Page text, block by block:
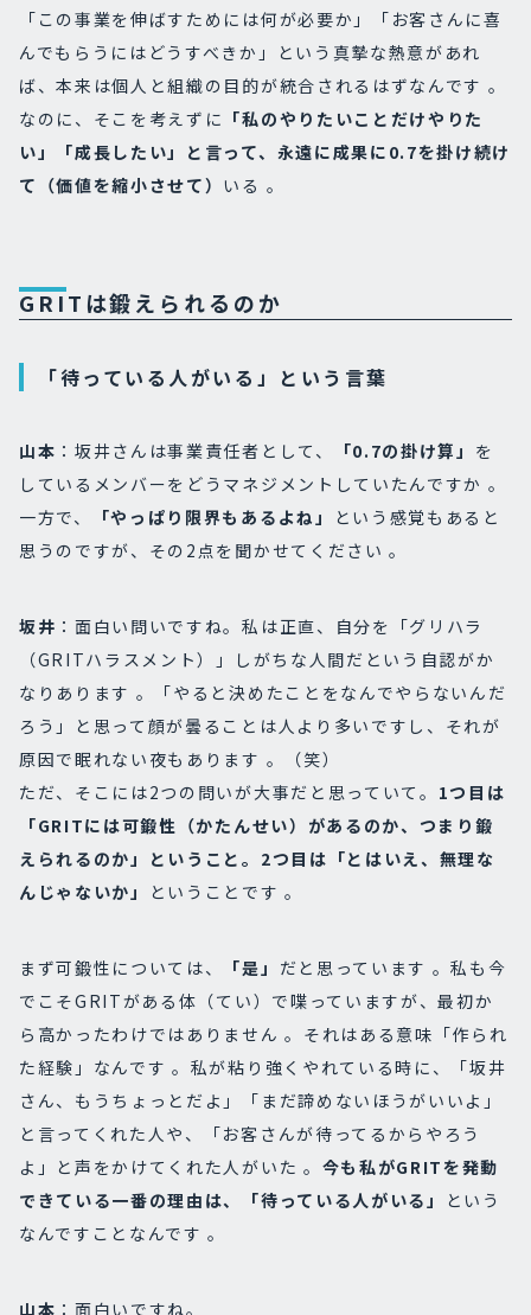
「この事業を伸ばすためには何が必要か」「お客さんに喜
んでもらうにはどうすべきか」という真摯な熱意があれ
ば、本来は個人と組織の目的が統合されるはずなんです 。
なのに、そこを考えずに 「私のやりたいことだけやりた
い」「成長したい」と言って、永遠に成果に0.7を掛け続け
て（価値を縮小させて） いる 。
GRITは鍛えられるのか
「待っている人がいる」という言葉
山本 ：坂井さんは事業責任者として、 「0.7の掛け算」 を
しているメンバーをどうマネジメントしていたんですか 。
一方で、
「やっぱり限界もあるよね」
という感覚もあると
思うのですが、その2点を聞かせてください 。
坂井 ：面白い問いですね。私は正直、自分を「グリハラ
（GRITハラスメント）」しがちな人間だという自認がか
なりあります 。「やると決めたことをなんでやらないんだ
ろう」と思って顔が曇ることは人より多いですし、それが
原因で眠れない夜もあります 。（笑）
ただ、そこには2つの問いが大事だと思っていて。 1つ目は
「GRITには可鍛性（かたんせい）があるのか、つまり鍛
えられるのか」ということ。2つ目は「とはいえ、無理な
んじゃないか」
ということです 。
まず可鍛性については、 「是」 だと思っています 。私も今
でこそGRITがある体（てい）で喋っていますが、最初か
ら高かったわけではありません 。それはある意味「作られ
た経験」なんです 。私が粘り強くやれている時に、「坂井
さん、もうちょっとだよ」「まだ諦めないほうがいいよ」
と言ってくれた人や、「お客さんが待ってるからやろう
よ」と声をかけてくれた人がいた 。 今も私がGRITを発動
できている一番の理由は、
「待っている人がいる」
という
なんですことなんです 。
山本 ：面白いですね。